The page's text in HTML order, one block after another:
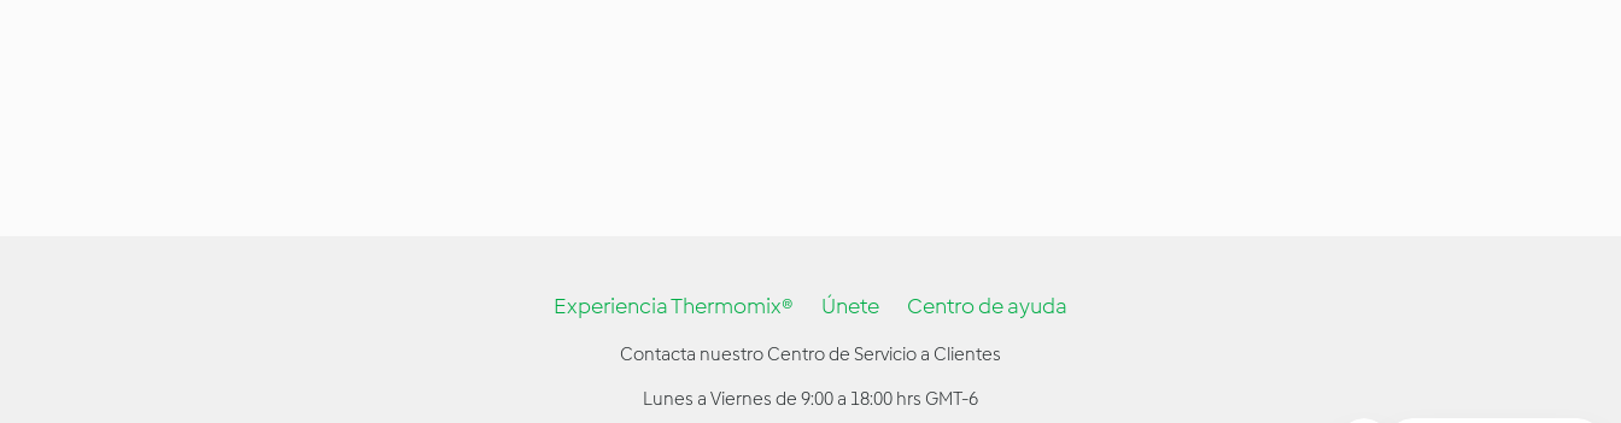
Experiencia Thermomix® Únete Centro de ayuda
Contacta nuestro Centro de Servicio a Clientes
Lunes a Viernes de 9:00 a 18:00 hrs GMT-6